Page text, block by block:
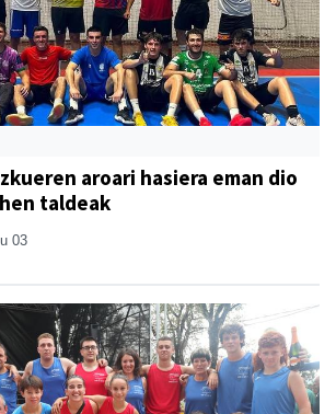
aroari hasiera eman dio
taldeak
03